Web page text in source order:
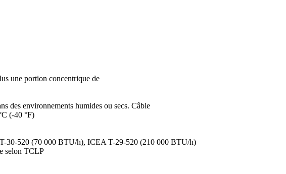
une portion concentrique de
des environnements humides ou secs. Câble
(-40 °F)
30-520 (70 000 BTU/h), ICEA T-29-520 (210 000 BTU/h)
selon TCLP